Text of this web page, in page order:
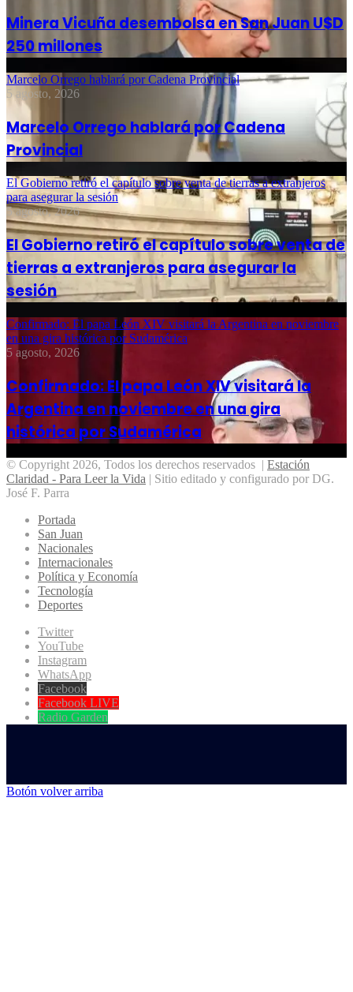
Minera Vicuña desembolsa en San Juan U$D
250 millones
Marcelo Orrego hablará por Cadena Provincial
5 agosto, 2026
Marcelo Orrego hablará por Cadena
Provincial
El Gobierno retiró el capítulo sobre venta de tierras a extranjeros
para asegurar la sesión
5 agosto, 2026
El Gobierno retiró el capítulo sobre venta de
tierras a extranjeros para asegurar la
sesión
Confirmado: El papa León XIV visitará la Argentina en noviembre
en una gira histórica por Sudamérica
5 agosto, 2026
Confirmado: El papa León XIV visitará la
Argentina en noviembre en una gira
histórica por Sudamérica
© Copyright 2026, Todos los derechos reservados | Estación
Claridad - Para Leer la Vida | Sitio editado y configurado por DG.
José F. Parra
Portada
San Juan
Nacionales
Internacionales
Política y Economía
Tecnología
Deportes
Twitter
YouTube
Instagram
WhatsApp
Facebook
Facebook LIVE
Radio Garden
Botón volver arriba